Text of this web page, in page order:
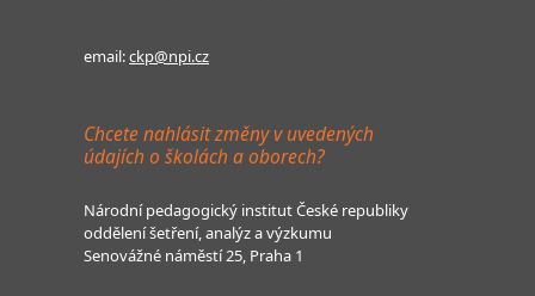
email:ckp@npi.cz
Chcete nahlásit změny v uvedených
údajích o školách a oborech?
Národní pedagogický institut České republiky
oddělení šetření, analýz a výzkumu
Senovážné náměstí 25, Praha 1